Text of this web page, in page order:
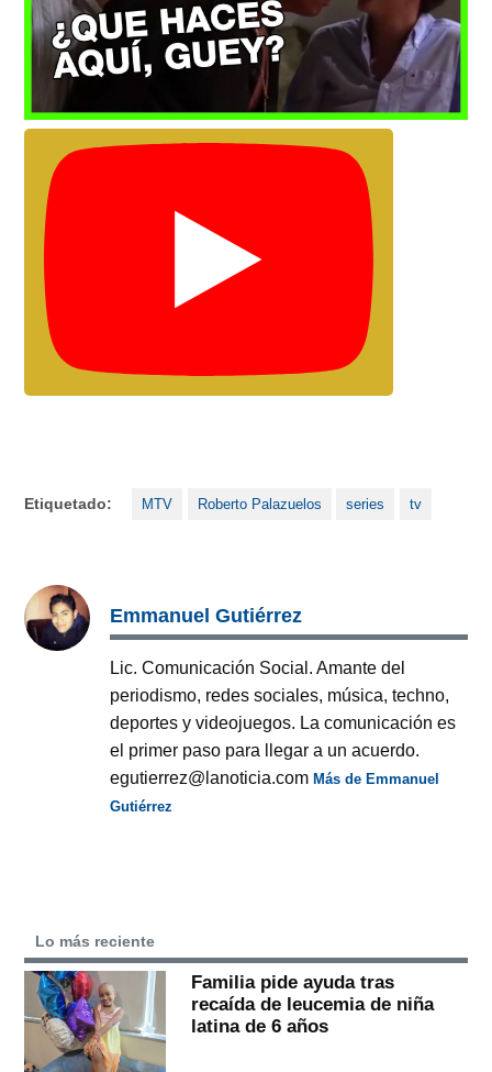
Etiquetado: MTV Roberto Palazuelos series tv
Emmanuel Gutiérrez
Lic. Comunicación Social. Amante del
periodismo, redes sociales, música, techno,
deportes y videojuegos. La comunicación es
el primer paso para llegar a un acuerdo.
egutierrez@lanoticia.comMás de Emmanuel
Gutiérrez
Lo más reciente
Familia pide ayuda tras
recaída de leucemia de niña
latina de 6 años